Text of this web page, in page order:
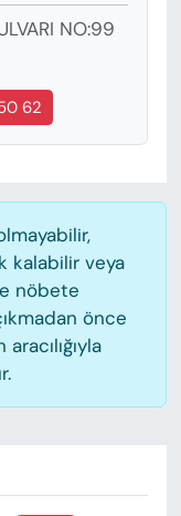
NO:99
62
kalabilir veya
nöbete
önce